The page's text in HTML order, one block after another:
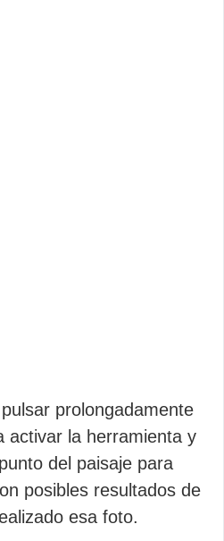
prolongadamente
activar la herramienta y
del paisaje para
posibles resultados de
esa foto.